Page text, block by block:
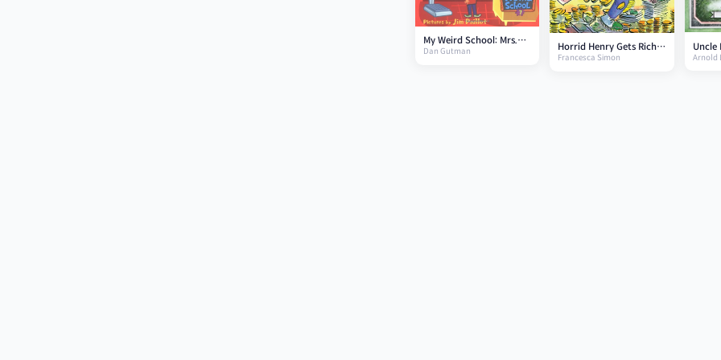
My Weird School: Mrs.
Cooney is Loony!
Dan Gutman
Horrid Henry Gets Rich
Quick
Francesca Simon
Uncle
Read
Arnold